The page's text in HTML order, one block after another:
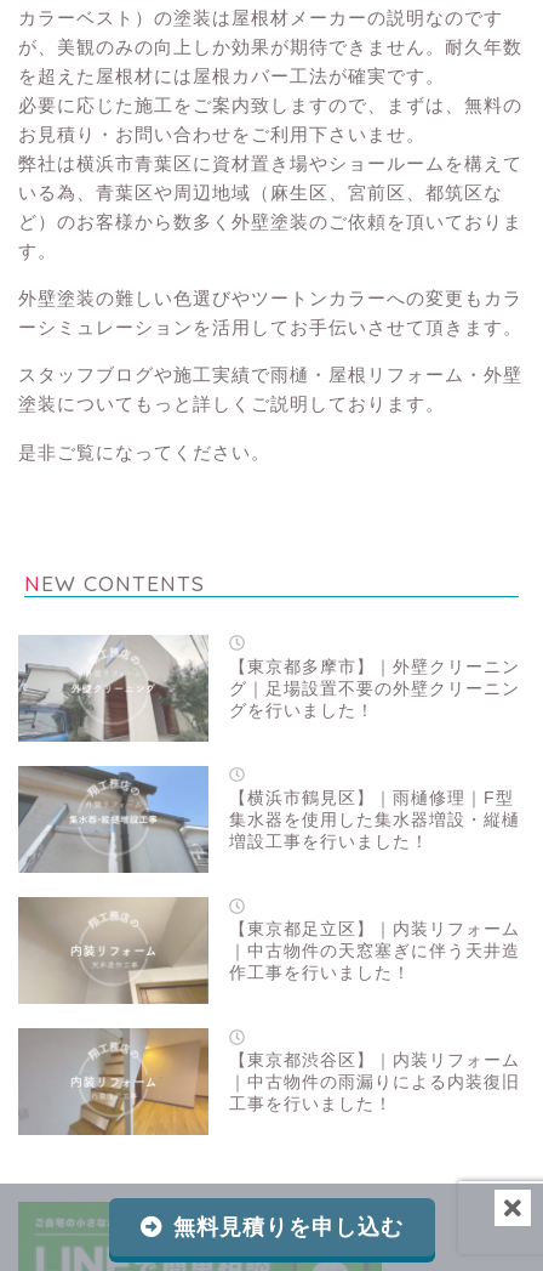
カラーベスト）の塗装は屋根材メーカーの説明なのです
が、美観のみの向上しか効果が期待できません。耐久年数
を超えた屋根材には屋根カバー工法が確実です。
必要に応じた施工をご案内致しますので、まずは、 無料の
お見積り・お問い合わせをご利用下さいませ。
弊社は横浜市青葉区に資材置き場やショールームを構えて
いる為、青葉区や周辺地域（麻生区、宮前区、都筑区な
ど）のお客様から数多く外壁塗装のご依頼を頂いておりま
す。
外壁塗装の難しい色選びやツートンカラーへの変更もカラ
ーシミュレーションを活用してお手伝いさせて頂きます。
スタッフブログや施工実績で雨樋・屋根リフォーム・外壁
塗装についてもっと詳しくご説明しております。
是非ご覧になってください。
NEW CONTENTS
【東京都多摩市】｜外壁クリーニン
グ｜足場設置不要の外壁クリーニン
グを行いました！
【横浜市鶴見区】｜雨樋修理｜F型
集水器を使用した集水器増設・縦樋
増設工事を行いました！
【東京都足立区】｜内装リフォーム
｜中古物件の天窓塞ぎに伴う天井造
作工事を行いました！
【東京都渋谷区】｜内装リフォーム
｜中古物件の雨漏りによる内装復旧
工事を行いました！
無料見積りを申し込む